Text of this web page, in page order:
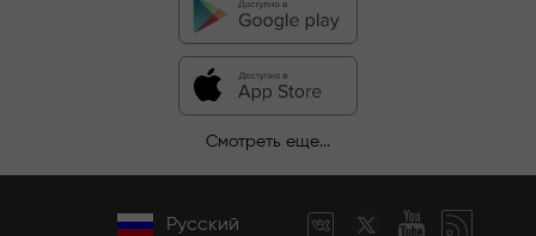
Смотреть еще...
Русский